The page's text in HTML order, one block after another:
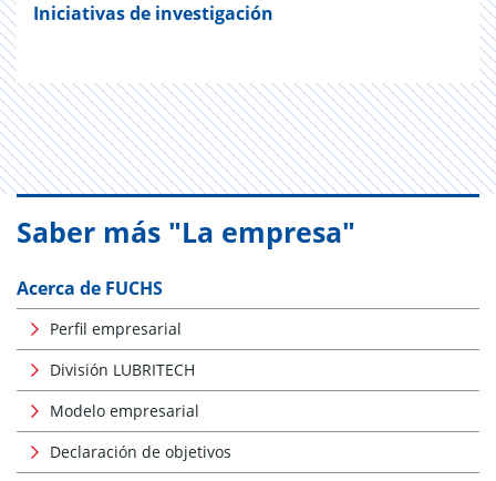
Iniciativas de investigación
Saber más "La empresa"
Acerca de FUCHS
Perfil empresarial
División LUBRITECH
Modelo empresarial
Declaración de objetivos